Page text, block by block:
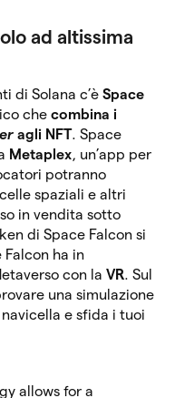
ad altissima
di Solana c’è Space
che combina i
agli NFT. Space
Metaplex, un’app per
potranno
spaziali e altri
in vendita sotto
di Space Falcon si
Falcon ha in
con la VR. Sul
una simulazione
e sfida i tuoi
allows for a